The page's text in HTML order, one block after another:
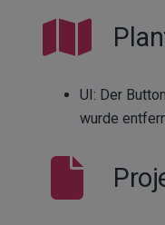
UI: Der
wurde